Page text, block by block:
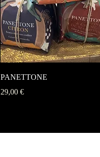
PANETTONE
Prix
29,00 €